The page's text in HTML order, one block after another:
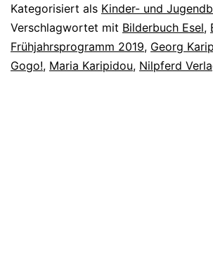
Kategorisiert als Kinder- und
Verschlagwortet mit Bilderbuch Esel,
Frühjahrsprogramm 2019, Georg
Gogo!, Maria Karipidou, Nilpferd